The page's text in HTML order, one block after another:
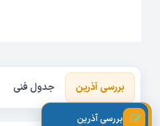
بررسی آذرین جدول فنی
بررسی آذرین